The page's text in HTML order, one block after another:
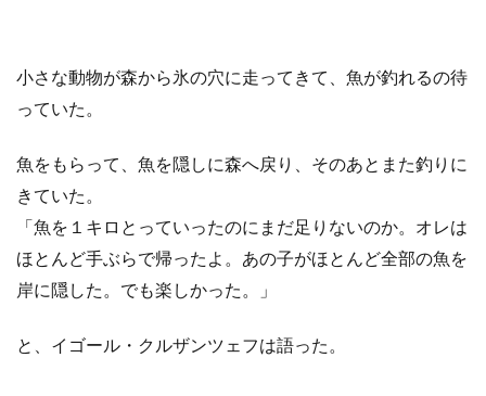
小さな動物が森から氷の穴に走ってきて、魚が釣れるの待
っていた。
魚をもらって、魚を隠しに森へ戻り、そのあとまた釣りに
きていた。
「魚を１キロとっていったのにまだ足りないのか。オレは
ほとんど手ぶらで帰ったよ。あの子がほとんど全部の魚を
岸に隠した。でも楽しかった。」
と、イゴール・クルザンツェフは語った。